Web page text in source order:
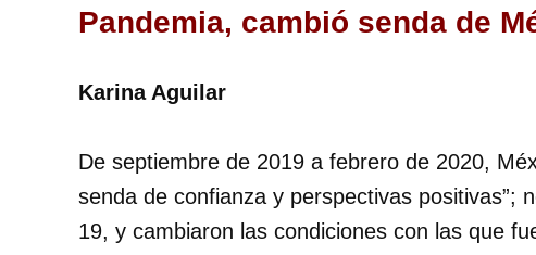
Pandemia, cambió senda de
Karina Aguilar
De septiembre de 2019 a febrero de 2020,
senda de confianza y perspectivas positivas”;
19, y cambiaron las condiciones con las que